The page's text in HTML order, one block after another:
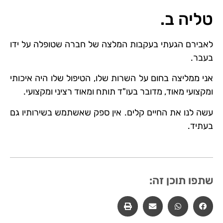
טליה ב.
לאבירם הגעתי בעקבות המלצה של חברה שטופלה על ידו
בעבר.
אני ממליצה בחום על השרות שלו, הטיפול שלו היה איכותי
ומקצועי מאוד, מדובר בעו"ד תותח ומאוד רציני ומקצועי.
עשה לנו את החיים קלים. אין ספק שאשתמש בשירותיו גם
בעתיד.
שתפו תוכן זה:
ניגודיות בהירה
format_underlined הוסף קו תחתון לקישורים
font_download סמן קישורים